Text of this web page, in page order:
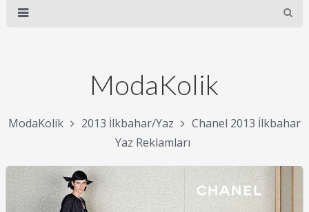
ModaKolik
ModaKolik 2013 İlkbahar/Yaz
Chanel 2013 İlkbahar
Yaz Reklamları